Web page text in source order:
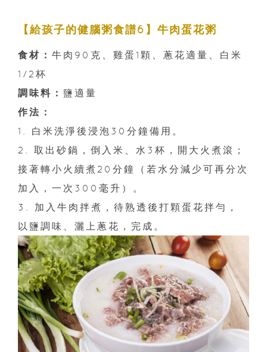
【給孩子的健腦粥食譜6】牛肉蛋花粥
食材： 牛肉90克、雞蛋1顆、蔥花適量、白米
1/2杯
調味料： 鹽適量
作法：
1. 白米洗淨後浸泡30分鐘備用。
2. 取出砂鍋，倒入米、水3杯，開大火煮滾；
接著轉小火續煮20分鐘（若水分減少可再分次
加入，一次300毫升）。
3. 加入牛肉拌煮，待熟透後打顆蛋花拌勻，
以鹽調味、灑上蔥花，完成。